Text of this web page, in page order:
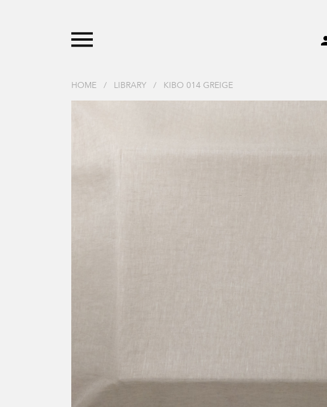
HOME / LIBRARY / KIBO 014 GREIGE